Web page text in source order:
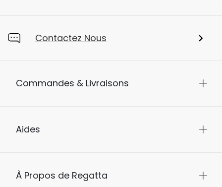
Contactez Nous
Commandes & Livraisons
Aides
À Propos de Regatta